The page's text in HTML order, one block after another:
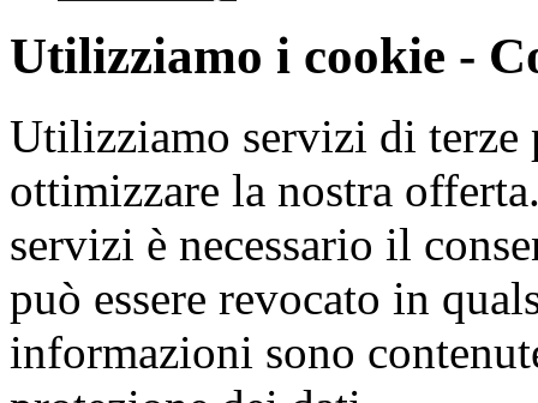
Utilizziamo i cookie -
Utilizziamo servizi di terze
ottimizzare la nostra
servizi è necessario il
può essere revocato in
informazioni sono